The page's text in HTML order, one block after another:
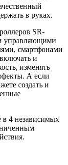
в руках.
SR-
управляющими
смартфонами
и
изменять
А если
создать и
в 4 независимых